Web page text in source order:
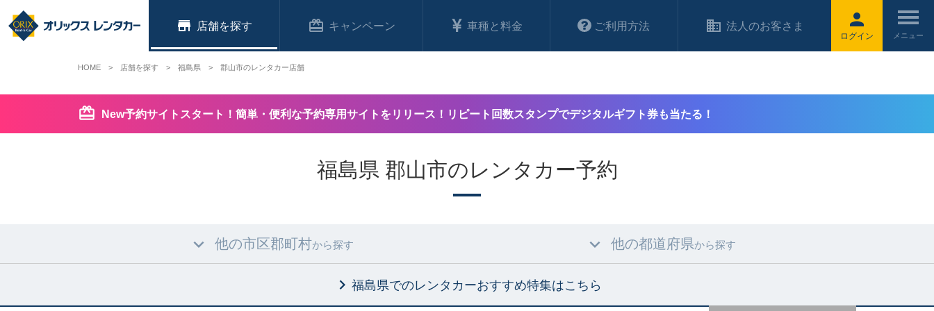
ログイン
店舗 キャンペーン 車種と料金 ご利用方法 法人のお客さま
New予約サイトスタート！簡単・便利な予約専用サイトをリリース！リピート回数スタンプでデジタルギフト券も当たる！
福島県 郡山市のレンタカー予約
他の市区郡町村から探す 他の都道府県から探す
福島県でのレンタカーおすすめ特集はこちら
HOME 店舗を探す 福島県 郡山市のレンタカー店舗